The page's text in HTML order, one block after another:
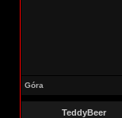
Góra
TeddyBeer